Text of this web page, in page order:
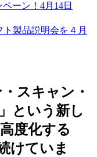
ーン！4月14日
製品説明会を４月
スキャン・
という新し
度化する
けていま